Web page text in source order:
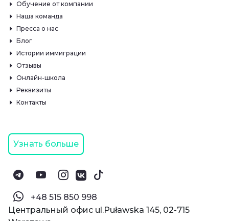
Обучение от компании
Наша команда
Пресса о нас
Блог
Истории иммиграции
Отзывы
Онлайн-школа
Реквизиты
Контакты
Узнать больше
‪+48 515 850 998‬
Центральный офис ul.Puławska 145, 02-715